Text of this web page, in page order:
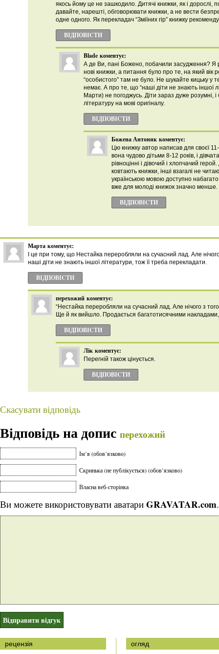
якось йому це не зашкодило. Дитячі книжки, як і дорослі,
давайте, нарешті, обговорювати книжки, а не вести
одне одного. Як перекладач “Зміїних гір” книжку
ВІДПОВІCТИ
Blade коментує:
А де Ви, пані Божено, побачили засудження? Я
нові книжки, а питання було про те, на який вік
“особистого” там не було. Не шукайте кицьку у
немає. А про те, що “наші діти не знають іншої
Марти) не погоджусь. Діти зараз дуже розумні, і
літературу на мові оригіналу.
ВІДПОВІCТИ
Божена Антоняк коментує:
Цю книжку автор написав для своєї
вона чудово дітьми 8-12 років, і
рівноцінні і дівочий і хлопчачий
ковтають книжки, інші взагалі не
українською мовою доступно
вже для молоді книжок значно менше.
ВІДПОВІCТИ
Марта коментує:
І це при тому, що Нестайка переробляли на сучасний лад. Але
наші діти не знають іншої літератури, тож її треба перекладати.
ВІДПОВІCТИ
перехожий коментує:
“Нестайка переробляли на сучасний лад. Але нічого з
Ще й як вийшло. Продається багатотисячними накладами,
ВІДПОВІCТИ
Лік коментує:
Перегній також цінується.
ВІДПОВІCТИ
Скасувати відповідь
Відповідь на допис перехожий
Ім’я (обов’язково)
Скринька (не публікується) (обов’язково)
Власна веб-сторінка
Ви можете використовувати аватари GRAVATAR.com.
рецензія огляд